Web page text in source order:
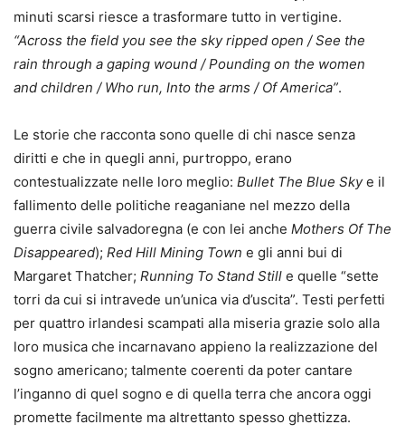
minuti scarsi riesce a trasformare tutto in vertigine.
“Across the field you see the sky ripped open / See the
rain through a gaping wound / Pounding on the women
and children / Who run, Into the arms / Of America”.
Le storie che racconta sono quelle di chi nasce senza
diritti e che in quegli anni, purtroppo, erano
contestualizzate nelle loro meglio: Bullet The Blue Skye il
fallimento delle politiche reaganiane nel mezzo della
guerra civile salvadoregna (e con lei anche Mothers Of The
Disappeared); Red Hill Mining Town e gli anni bui di
Margaret Thatcher; Running To Stand Still e quelle “sette
torri da cui si intravede un’unica via d’uscita”. Testi perfetti
per quattro irlandesi scampati alla miseria grazie solo alla
loro musica che incarnavano appieno la realizzazione del
sogno americano; talmente coerenti da poter cantare
l’inganno di quel sogno e di quella terra che ancora oggi
promette facilmente ma altrettanto spesso ghettizza.